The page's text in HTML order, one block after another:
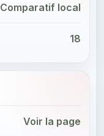
Comparatif local
18
Voir la page